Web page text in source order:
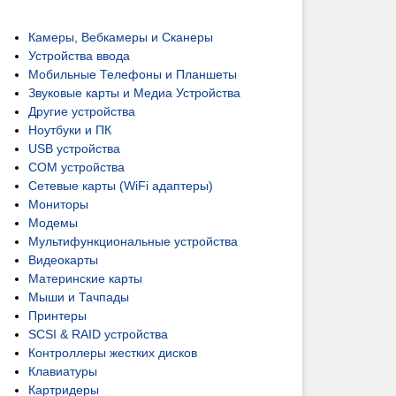
Камеры, Вебкамеры и Сканеры
Устройства ввода
Мобильные Телефоны и Планшеты
Звуковые карты и Медиа Устройства
Другие устройства
Ноутбуки и ПК
USB устройства
COM устройства
Сетевые карты (WiFi адаптеры)
Мониторы
Модемы
Мультифункциональные устройства
Видеокарты
Материнские карты
Мыши и Тачпады
Принтеры
SCSI & RAID устройства
Контроллеры жестких дисков
Клавиатуры
Картридеры